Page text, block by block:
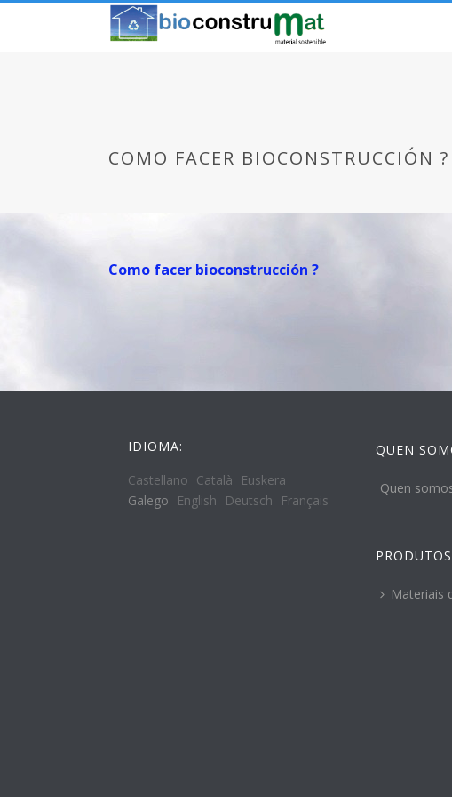
COMO FACER BIOCONSTRUCCIÓN ?
Como facer bioconstrucción ?
IDIOMA:
Castellano Català
Euskera
Galego
English Deutsch Français
QUEN
Quen
PRODUTOS
Materiais